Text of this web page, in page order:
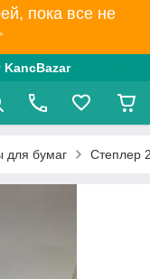
пока все не
для бумаг Степлер